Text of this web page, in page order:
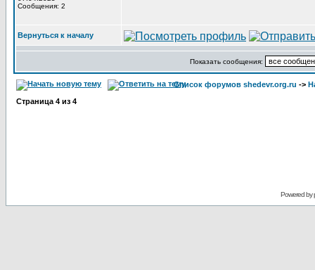
Сообщения: 2
Вернуться к началу
Показать сообщения:
Список форумов shedevr.org.ru ->
Страница 4 из 4
Powered by